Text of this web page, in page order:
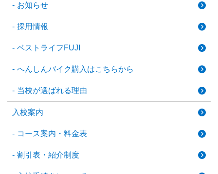
お知らせ
採用情報
ベストライフFUJI
へんしんバイク購入はこちらから
当校が選ばれる理由
入校案内
コース案内・料金表
割引表・紹介制度